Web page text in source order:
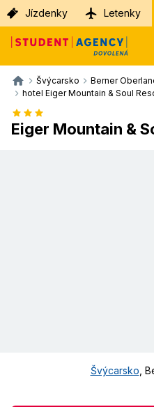
Jízdenky Letenky
Švýcarsko
Berner
hotel Eiger Mountain & Soul
Eiger Mountain &
Švýcarsko